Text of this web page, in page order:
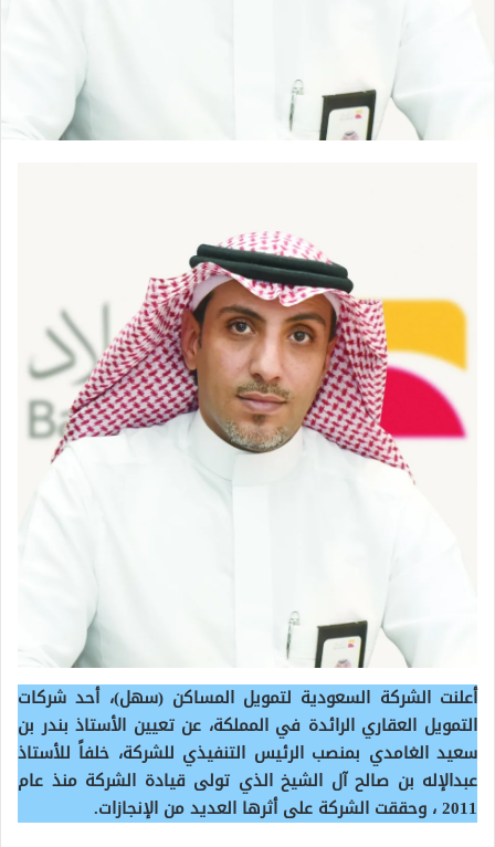
أعلنت الشركة السعودية لتمويل المساكن (سهل)، أحد شركات
التمويل العقاري الرائدة في المملكة، عن تعيين الأستاذ بندر بن
سعيد الغامدي بمنصب الرئيس التنفيذي للشركة، خلفاً للأستاذ
عبدالإله بن صالح آل الشيخ الذي تولى قيادة الشركة منذ عام
2011 ، وحققت الشركة على أثرها العديد من الإنجازات.